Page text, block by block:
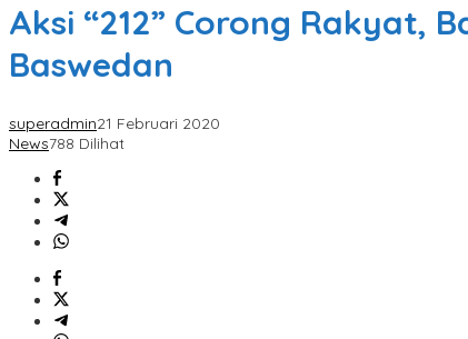
Aksi “212” Corong Rakyat,
Baswedan
superadmin21 Februari 2020
News788 Dilihat